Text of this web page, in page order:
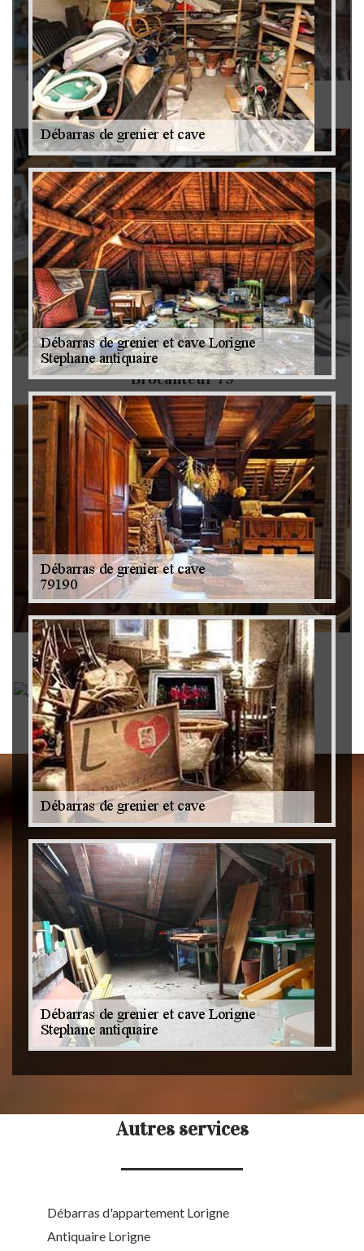
Antiquaire 79
Brocanteur 79
Rachat instrument de musique 79
Achat antiquité 79
Autres services
Débarras d'appartement Lorigne
Antiquaire Lorigne